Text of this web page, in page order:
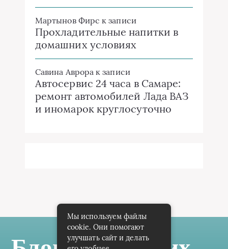
Мартынов Фирс к записи
Прохладительные напитки в
домашних условиях
Савина Аврора к записи
Автосервис 24 часа в Самаре:
ремонт автомобилей Лада ВАЗ
и иномарок круглосуточно
Мы используем файлы
cookie. Они помогают
улучшать сайт и делать